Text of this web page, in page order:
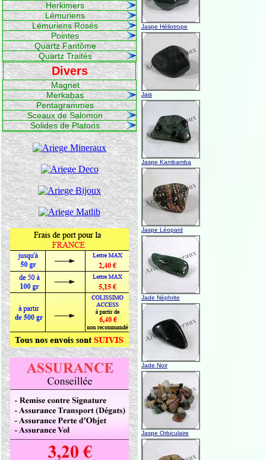
Herkimers
Lémuriens
Lémuriens Rosés
Pointes
Quartz Fantôme
Quartz Traités
Divers
Magnet
Merkabas
Pentagrammes
Sceaux de Salomon
Solides de Platons
Jaspe Héliotrope
Jais
Jaspe Kambamba
Jaspe Léopard
Jade Néphrite
Jade Noir
Jaspe Orbiculaire